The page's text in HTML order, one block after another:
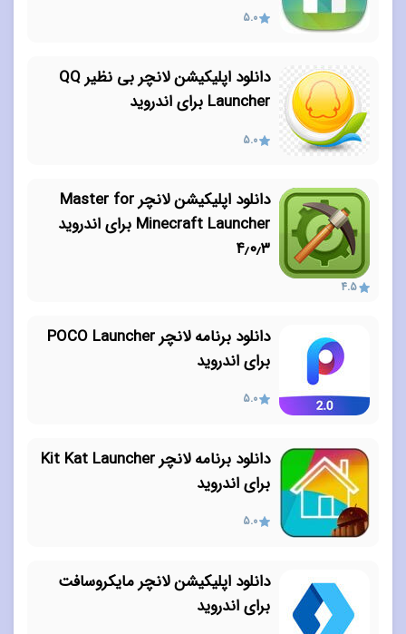
5.0
دانلود اپلیکیشن لانچر بی نظیر QQ
Launcher برای اندروید
5.0
دانلود اپلیکیشن لانچر Master for
Minecraft Launcher برای اندروید
۴٫۰٫۳
4.5
دانلود برنامه لانچر POCO Launcher
برای اندروید
5.0
دانلود برنامه لانچر Kit Kat Launcher
برای اندروید
5.0
دانلود اپلیکیشن لانچر مایکروسافت
برای اندروید